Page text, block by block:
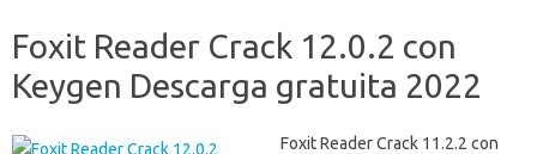
Foxit Reader Crack 12.0.2 con
Keygen Descarga gratuita 2022
Foxit Reader Crack 11.2.2 con